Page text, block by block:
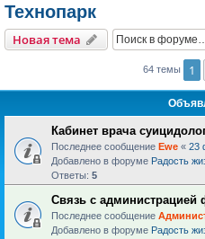
Технопарк
Новая тема
64 темы 1
Кабинет врача
Последнее сообщение Ewe « 23
Добавлено в форуме Радость
Ответы: 5
Связь с администрацией
Последнее сообщение
Добавлено в форуме Радость